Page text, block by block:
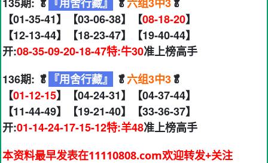
【01-35-41】【03-06-38】【08-18-20】
【12-13-44】【18-23-47】【19-40-44】
开:08-35-09-20-18-47特:牛30准上榜高手
136期: 🥬 『用舍行藏』 🥬六组3中3🥬
【01-12-15】【04-24-31】【04-37-44】
【11-44-49】【19-21-40】【33-36-37】
开:01-14-24-17-15-12特:羊48准上榜高手
本资料最早发表在11110808.com欢迎转发+关注